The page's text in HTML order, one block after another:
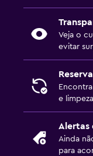
Veja o
evitar
e
Alertas
Ainda
para